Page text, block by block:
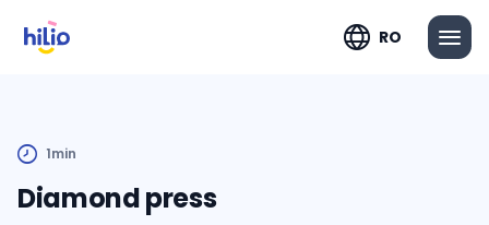
RO
1min
Diamond press